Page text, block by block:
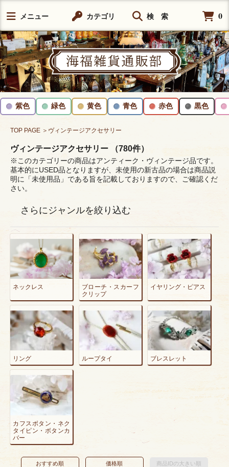
メニュー カテゴリ 検 索 0
紫色 緑色 黄色 青色 赤色 黒色
TOP PAGE ＞ヴィンテージアクセサリー
ヴィンテージアクセサリー （780件）
※このカテゴリーの商品はアンティーク・ヴィンテージ品です。
基本的にUSED品となりますが、未使用の新古品の場合は商品説
明に「未使用品」である旨を記載しておりますので、ご確認くだ
さい。
さらにジャンルを絞り込む
ネックレス
ブローチ・スカーフ
クリップ
イヤリング・ピアス
リング ループタイ ブレスレット
カフスボタン・ネク
タイピン・ボタンカ
バー
おすすめ順 価格順 商品IDの大きい順